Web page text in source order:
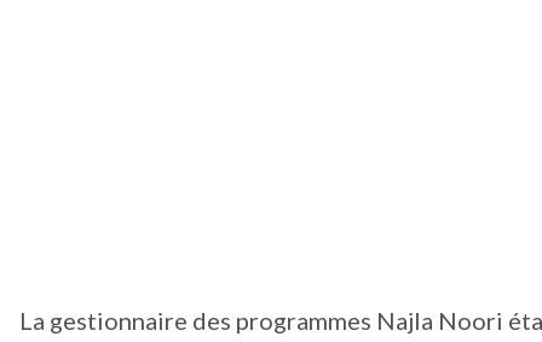
La gestionnaire des programmes Najla Noori